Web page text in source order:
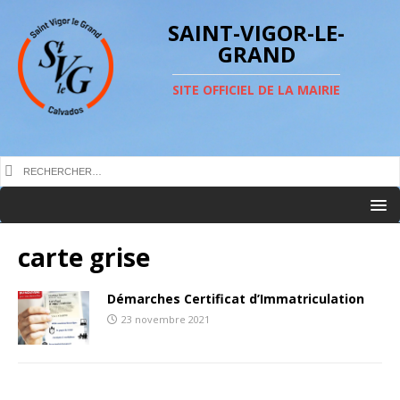
SAINT-VIGOR-LE-
GRAND
SITE OFFICIEL DE LA MAIRIE
carte grise
Démarches Certificat d’Immatriculation
23 novembre 2021